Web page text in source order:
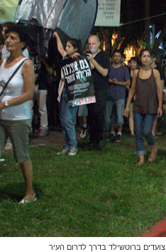
צועדים ברוטשילד בדרך לדרום העיר